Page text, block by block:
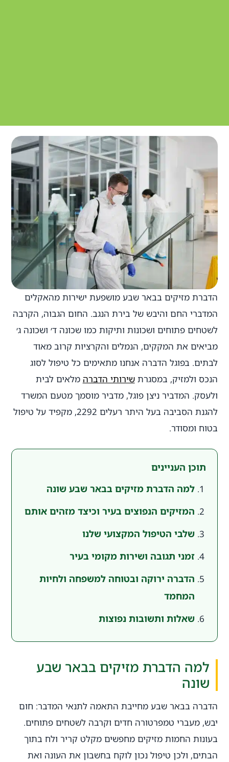
הדברת מזיקים בבאר שבע מושפעת ישירות מהאקלים
המדברי החם והיבש של בירת הנגב. החום הגבוה, הקרבה
לשטחים פתוחים ושכונות ותיקות כמו שכונה ד׳ ושכונה ג׳
מביאים את המקקים, הנמלים והקרציות קרוב מאוד
לבתים. בפוגל הדברה אנחנו מתאימים כל טיפול לסוג
הנכס ולמזיק, במסגרתשירותי הדברה מלאים לבית
ולעסק. המדביר ניצן פוגל, מדביר מוסמך מטעם המשרד
להגנת הסביבה בעל היתר רעלים 2292, מקפיד על טיפול
בטוח ומסודר.
תוכן העניינים
למה הדברת מזיקים בבאר שבע שונה
המזיקים הנפוצים בעיר וכיצד מזהים אותם
שלבי הטיפול המקצועי שלנו
זמני תגובה ושירות מקומי בעיר
הדברה ירוקה ובטוחה למשפחה ולחיות
המחמד
שאלות ותשובות נפוצות
למה הדברת מזיקים בבאר שבע
שונה
הדברה בבאר שבע מחייבת התאמה לתנאי המדבר: חום
יבש, מעברי טמפרטורה חדים וקרבה לשטחים פתוחים.
בעונות החמות מזיקים מחפשים מקלט קריר ולח בתוך
הבתים, ולכן טיפול נכון לוקח בחשבון את העונה ואת